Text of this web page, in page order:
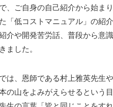
、ご自身の自己紹介から始ま
「低コストマニュアル」の紹
介や開発苦労話、普段から意
ました。
は、恩師である村上雅英先生
の山をよみがえらせるという